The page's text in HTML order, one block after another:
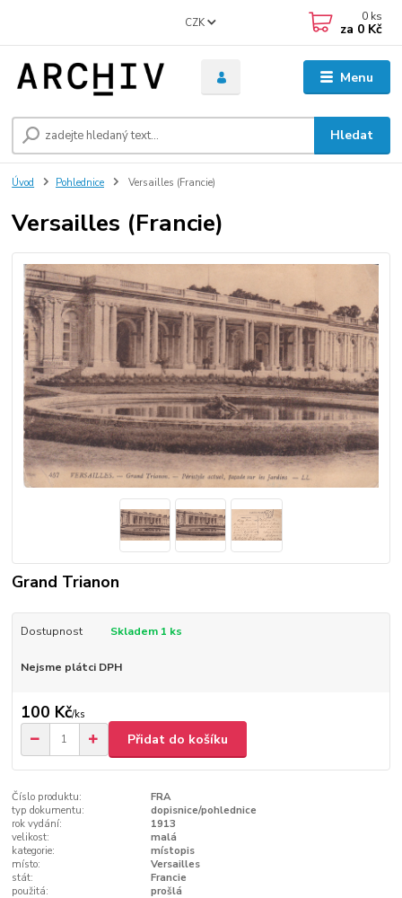
Menu
CZK
Hledat
0 ks
za 0 Kč
Úvod Pohlednice Versailles (Francie)
Versailles (Francie)
Grand Trianon
Dostupnost Skladem 1 ks
Nejsme plátci DPH
100 Kč/ks
Přidat do košíku
Číslo produktu:
FRA
typ dokumentu:
dopisnice/pohlednice
rok vydání:
1913
velikost:
malá
kategorie:
místopis
místo:
Versailles
stát:
Francie
použitá:
prošlá